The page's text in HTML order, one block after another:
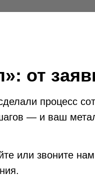
от
процесс
— и ваш
или звоните